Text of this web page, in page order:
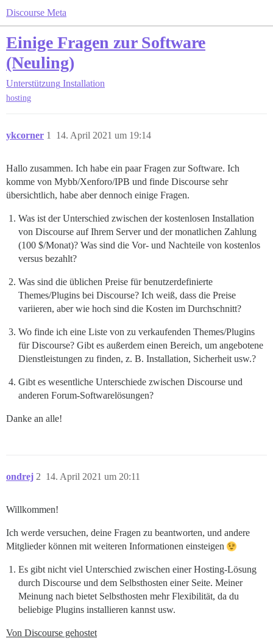
Discourse Meta
Einige Fragen zur Software
(Neuling)
Unterstützung Installation
hosting
ykcorner 14. April 2021 um 19:14
1
Hallo zusammen. Ich habe ein paar Fragen zur Software. Ich
komme von Mybb/Xenforo/IPB und finde Discourse sehr
übersichtlich, habe aber dennoch einige Fragen.
Was ist der Unterschied zwischen der kostenlosen Installation
von Discourse auf Ihrem Server und der monatlichen Zahlung
(100 $/Monat)? Was sind die Vor- und Nachteile von kostenlos
versus bezahlt?
Was sind die üblichen Preise für benutzerdefinierte
Themes/Plugins bei Discourse? Ich weiß, dass die Preise
variieren, aber wie hoch sind die Kosten im Durchschnitt?
Wo finde ich eine Liste von zu verkaufenden Themes/Plugins
für Discourse? Gibt es außerdem einen Bereich, um angebotene
Dienstleistungen zu finden, z. B. Installation, Sicherheit usw.?
Gibt es wesentliche Unterschiede zwischen Discourse und
anderen Forum-Softwarelösungen?
Danke an alle!
ondrej 14. April 2021 um 20:11
2
Willkommen!
Ich werde versuchen, deine Fragen zu beantworten, und andere
Mitglieder können mit weiteren Informationen einsteigen
Es gibt nicht viel Unterschied zwischen einer Hosting-Lösung
durch Discourse und dem Selbsthosten einer Seite. Meiner
Meinung nach bietet Selbsthosten mehr Flexibilität, da du
beliebige Plugins installieren kannst usw.
Von Discourse gehostet